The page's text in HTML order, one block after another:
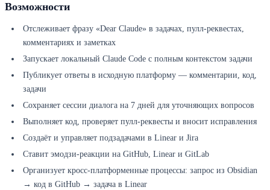
Возможности
Отслеживает фразу «Dear Claude» в задачах, пулл-реквестах,
комментариях и заметках
Запускает локальный Claude Code с полным контекстом задачи
Публикует ответы в исходную платформу — комментарии, код,
задачи
Сохраняет сессии диалога на 7 дней для уточняющих вопросов
Выполняет код, проверяет пулл-реквесты и вносит исправления
Создаёт и управляет подзадачами в Linear и Jira
Ставит эмодзи-реакции на GitHub, Linear и GitLab
Организует кросс-платформенные процессы: запрос из Obsidian
→ код в GitHub → задача в Linear